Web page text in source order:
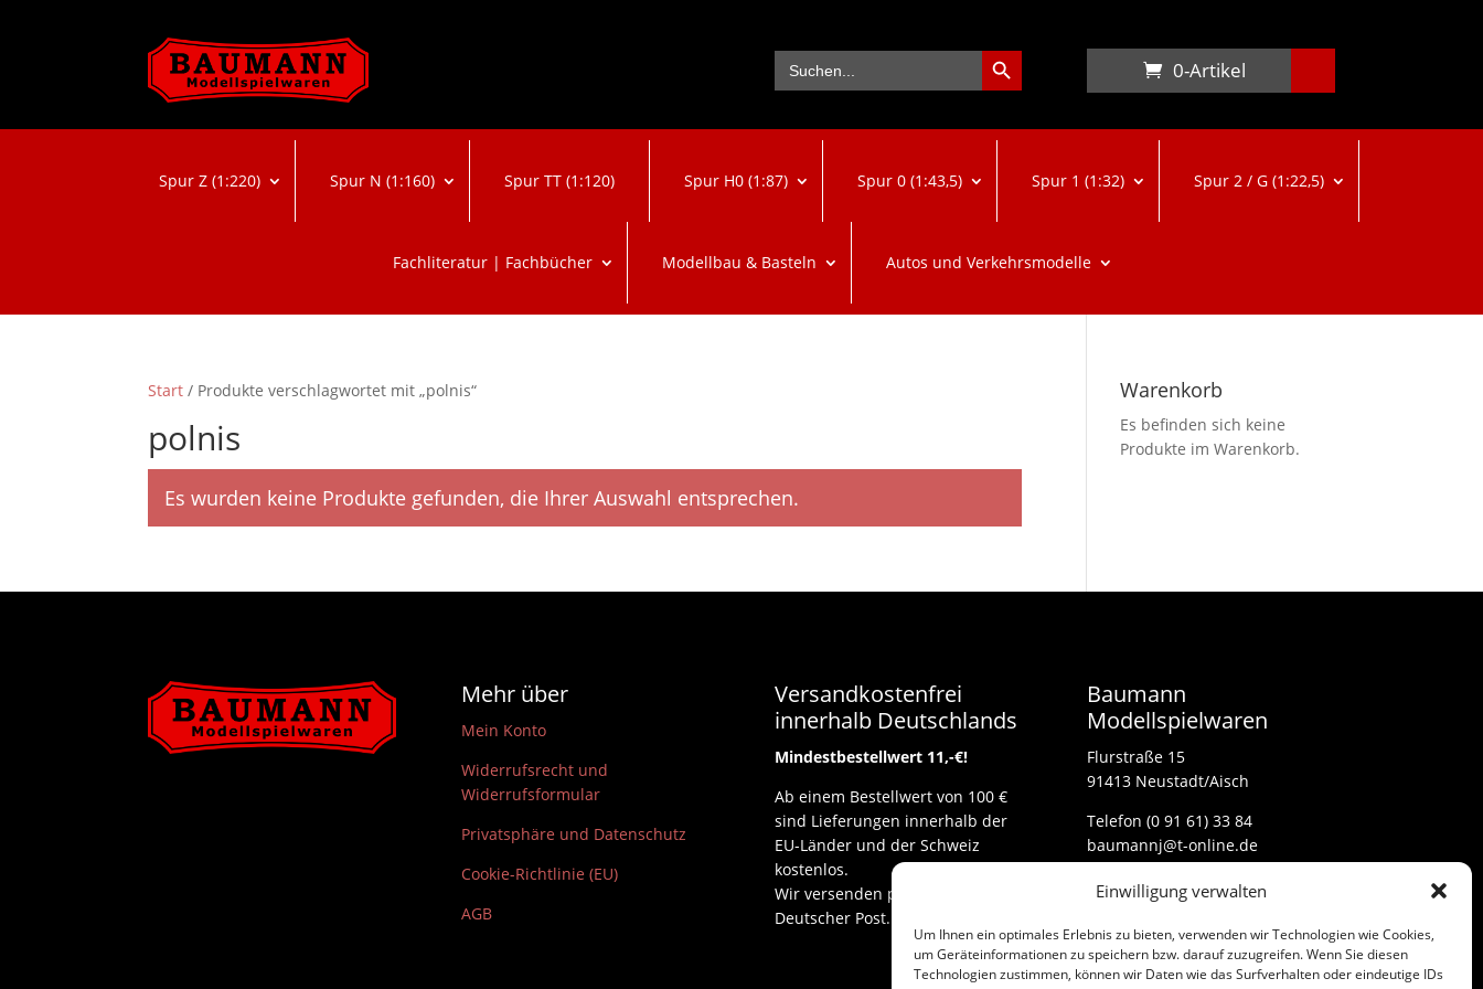
Einwilligung verwalten
Um Ihnen ein optimales Erlebnis zu bieten, verwenden wir Technologien wie Cookies,
um Geräteinformationen zu speichern bzw. darauf zuzugreifen. Wenn Sie diesen
Technologien zustimmen, können wir Daten wie das Surfverhalten oder eindeutige IDs
Search
for:
Search Button
0-Artikel
Spur Z (1:220) Spur N (1:160) Spur TT (1:120) Spur H0 (1:87) Spur 0 (1:43,5) Spur 1 (1:32) Spur 2 / G (1:22,5)
Fachliteratur | Fachbücher Modellbau & Basteln Autos und Verkehrsmodelle
Start / Produkte verschlagwortet mit „polnis“
polnis
Es wurden keine Produkte gefunden, die Ihrer Auswahl entsprechen.
Warenkorb
Es befinden sich keine
Produkte im Warenkorb.
Mehr über
Mein Konto
Widerrufsrecht und
Widerrufsformular
Privatsphäre und Datenschutz
Cookie-Richtlinie (EU)
AGB
Versandkostenfrei
innerhalb Deutschlands
Mindestbestellwert 11,-€!
Ab einem Bestellwert von 100 €
sind Lieferungen innerhalb der
EU-Länder und der Schweiz
kostenlos.
Wir versenden per DHL und
Deutscher Post.
Baumann
Modellspielwaren
Flurstraße 15
91413 Neustadt/Aisch
Telefon (0 91 61) 33 84
baumannj@t-online.de
Impressum